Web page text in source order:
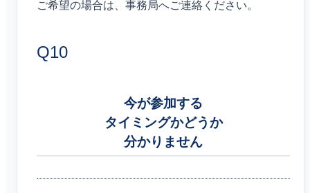
ご希望の場合は、事務局へご連絡ください。
Q10
今が参加する
タイミングかどうか
分かりません